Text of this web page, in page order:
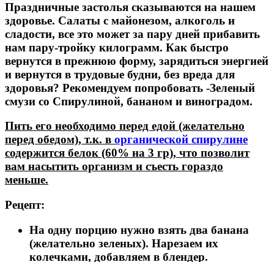
Праздничные застолья сказываются на нашем
здоровье. Салаты с майонезом, алкоголь и
сладости, все это может за пару дней прибавить
нам пару-тройку килограмм. Как быстро
вернутся в прежнюю форму, зарядиться энергией
и вернутся в трудовые будни, без вреда для
здоровья? Рекомендуем попробовать -Зеленый
смузи со Спирулиной, бананом и виноградом.
Пить его необходимо перед едой (желательно
перед обедом), т.к. в органической спирулине
содержится белок (60% на 3 гр), что позволит
вам насытить организм и съесть гораздо
меньше.
Рецепт:
На одну порцию нужно взять два банана
(желательно зеленых). Нарезаем их
колечками, добавляем в блендер.